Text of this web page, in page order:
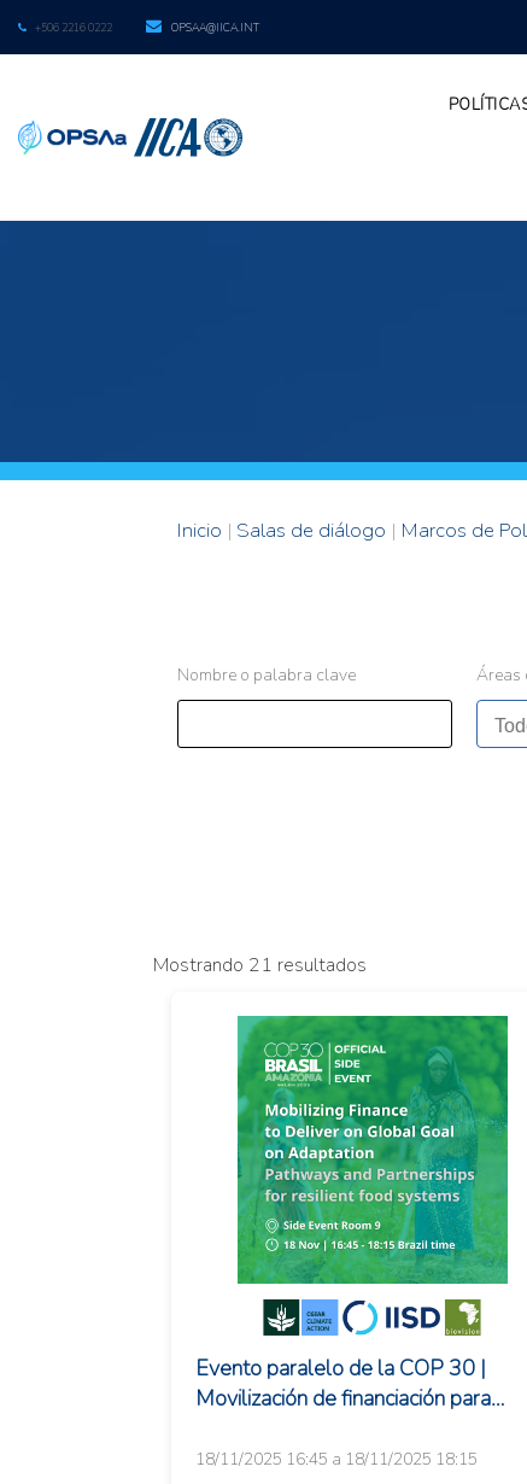
+506 2216 0222 OPSAA@IICA.INT
Inicio | Salas de diálogo | Marcos de
Nombre o palabra clave Áreas
Mostrando 21 resultados
Evento paralelo de la COP 30 |
Movilización de financiación para
Adaptación: Vías y a...
18/11/2025 16:45 a 18/11/2025 18:15